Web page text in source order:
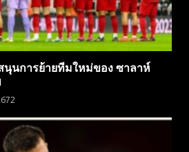
นุนการย้ายทีมใหม่ของ ซาลาห์